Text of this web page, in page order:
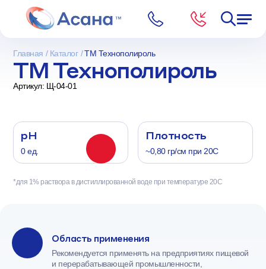
Главная Каталог ТМ Технополироль
ТМ Технополироль
Артикул: Щ-04-01
pH
0 ед.
Плотность
~0,80 гр/см при 20С
*для 1% раствора в дистиллированной воде при температуре 20С
Область применения
Рекомендуется применять на предприятиях пищевой
и перерабатывающей промышленности,